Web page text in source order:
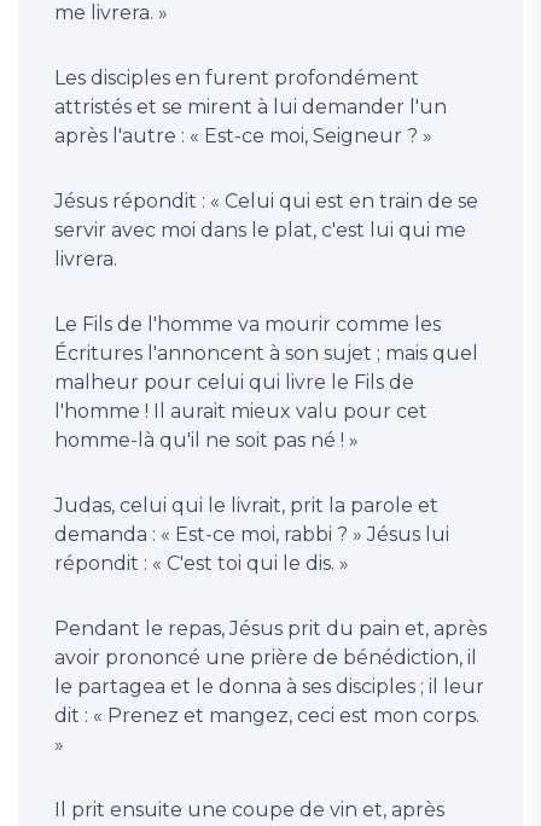
me livrera. »
Les disciples en furent profondément
attristés et se mirent à lui demander l'un
après l'autre : « Est-ce moi, Seigneur ? »
Jésus répondit : « Celui qui est en train de se
servir avec moi dans le plat, c'est lui qui me
livrera.
Le Fils de l'homme va mourir comme les
Écritures l'annoncent à son sujet ; mais quel
malheur pour celui qui livre le Fils de
l'homme ! Il aurait mieux valu pour cet
homme-là qu'il ne soit pas né ! »
Judas, celui qui le livrait, prit la parole et
demanda : « Est-ce moi, rabbi ? » Jésus lui
répondit : « C'est toi qui le dis. »
Pendant le repas, Jésus prit du pain et, après
avoir prononcé une prière de bénédiction, il
le partagea et le donna à ses disciples ; il leur
dit : « Prenez et mangez, ceci est mon corps.
»
Il prit ensuite une coupe de vin et, après